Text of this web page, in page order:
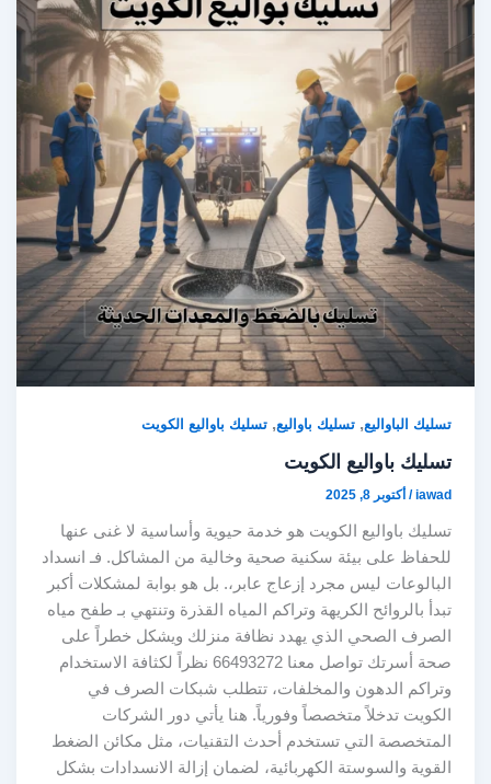
تسليك الباواليع,تسليك باواليع,تسليك باواليع الكويت
تسليك باواليع الكويت
iawad
/ أكتوبر 8, 2025
تسليك باواليع الكويت هو خدمة حيوية وأساسية لا غنى عنها
للحفاظ على بيئة سكنية صحية وخالية من المشاكل. فـ انسداد
البالوعات ليس مجرد إزعاج عابر،. بل هو بوابة لمشكلات أكبر
تبدأ بالروائح الكريهة وتراكم المياه القذرة وتنتهي بـ طفح مياه
الصرف الصحي الذي يهدد نظافة منزلك ويشكل خطراً على
صحة أسرتك تواصل معنا 66493272 نظراً لكثافة الاستخدام
وتراكم الدهون والمخلفات، تتطلب شبكات الصرف في
الكويت تدخلاً متخصصاً وفورياً. هنا يأتي دور الشركات
المتخصصة التي تستخدم أحدث التقنيات، مثل مكائن الضغط
القوية والسوستة الكهربائية، لضمان إزالة الانسدادات بشكل